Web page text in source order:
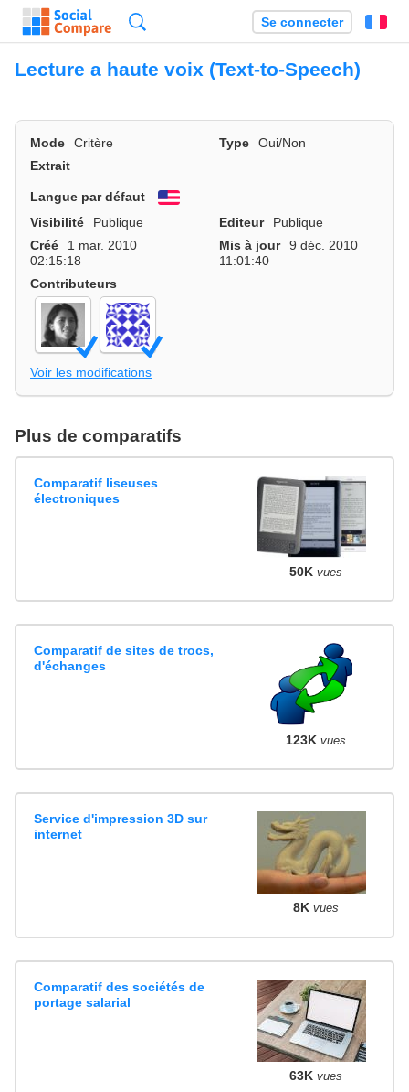
Se connecter
Lecture a haute voix (Text-to-Speech)
Mode Critère Type
Oui/Non
Extrait
Langue par défaut
English
Visibilité
Publique Editeur
Publique
Créé
1 mar. 2010
02:15:18
Mis à jour
9 déc. 2010
11:01:40
Contributeurs
Voir les modifications
Plus de comparatifs
Comparatif liseuses
électroniques
50K vues
Comparatif de sites de trocs,
d'échanges
123K vues
Service d'impression 3D sur
internet
8K vues
Comparatif des sociétés de
portage salarial
63K vues